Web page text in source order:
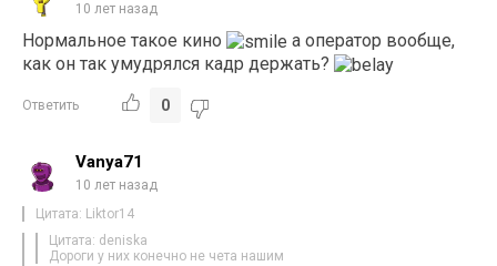
10 лет назад
Нормальное такое кино
а оператор вообще,
как он так умудрялся кадр держать?
Ответить 0
Vanya71
10 лет назад
Цитата: Liktor14
Цитата: deniska
Дороги у них конечно не чета нашим